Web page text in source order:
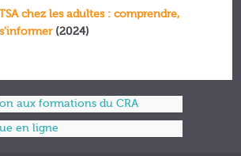
chez les adultes : comprendre,
(2024)